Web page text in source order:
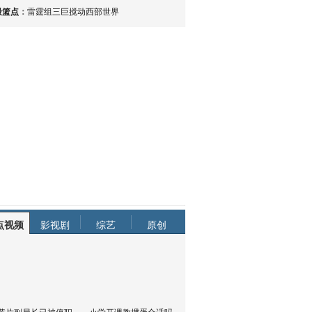
篮点 ： 雷霆组三巨搅动西部世界
视频 影视剧 综艺 原创